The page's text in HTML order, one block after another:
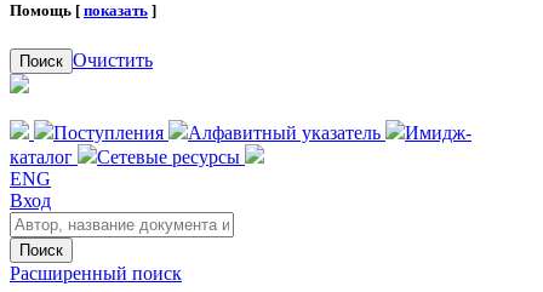
Помощь [ показать ]
Поиск Очистить
Поступления Алфавитный указатель
Имидж-
каталог
Сетевые ресурсы
ENG
Вход
Поиск
Расширенный поиск